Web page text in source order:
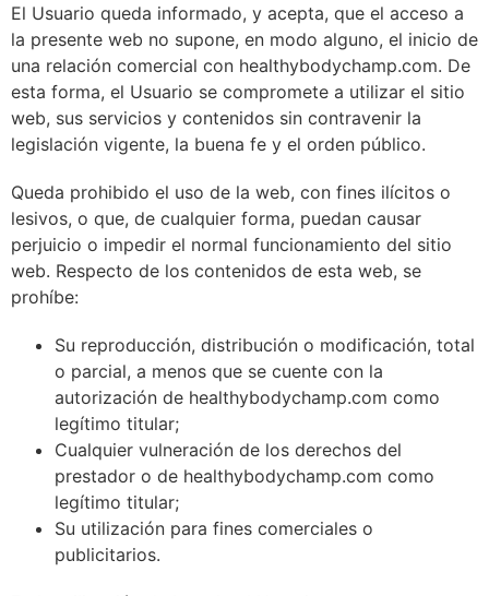
El Usuario queda informado, y acepta, que el acceso a
la presente web no supone, en modo alguno, el inicio de
una relación comercial con healthybodychamp.com. De
esta forma, el Usuario se compromete a utilizar el sitio
web, sus servicios y contenidos sin contravenir la
legislación vigente, la buena fe y el orden público.
Queda prohibido el uso de la web, con fines ilícitos o
lesivos, o que, de cualquier forma, puedan causar
perjuicio o impedir el normal funcionamiento del sitio
web. Respecto de los contenidos de esta web, se
prohíbe:
Su reproducción, distribución o modificación, total
o parcial, a menos que se cuente con la
autorización de healthybodychamp.com como
legítimo titular;
Cualquier vulneración de los derechos del
prestador o de healthybodychamp.com como
legítimo titular;
Su utilización para fines comerciales o
publicitarios.